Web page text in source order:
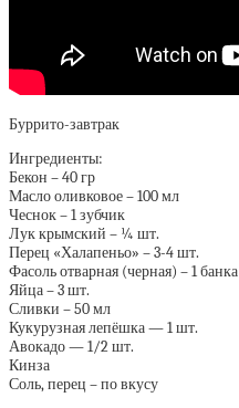
Буррито-завтрак
Ингредиенты:
Бекон – 40 гр
Масло оливковое – 100 мл
Чеснок – 1 зубчик
Лук крымский – ¼ шт.
Перец «Халапеньо» – 3-4 шт.
Фасоль отварная (черная) – 1 банка
Яйца – 3 шт.
Сливки – 50 мл
Кукурузная лепёшка — 1 шт.
Авокадо — 1/2 шт.
Кинза
Соль, перец – по вкусу